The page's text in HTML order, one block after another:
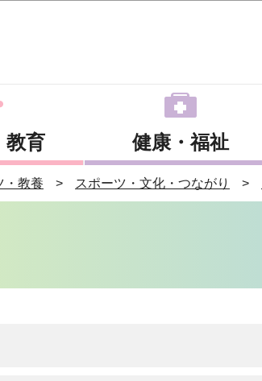
教育 健康・福祉
・教養 スポーツ・文化・つながり